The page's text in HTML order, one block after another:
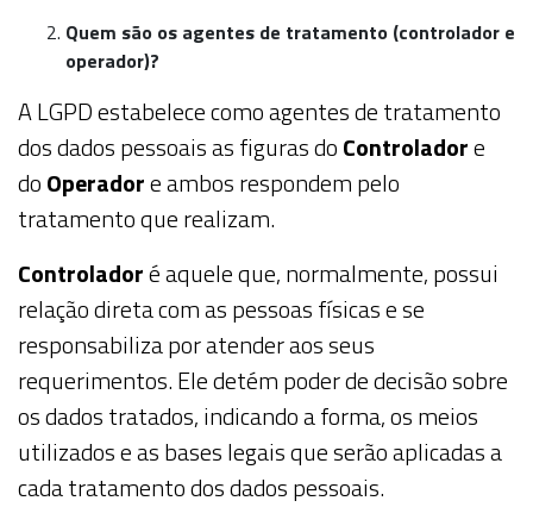
Quem são os agentes de tratamento (controlador e
operador)?
A LGPD estabelece como agentes de tratamento
dos dados pessoais as figuras doControladore
doOperadore ambos respondem pelo
tratamento que realizam.
Controladoré aquele que, normalmente, possui
relação direta com as pessoas físicas e se
responsabiliza por atender aos seus
requerimentos. Ele detém poder de decisão sobre
os dados tratados, indicando a forma, os meios
utilizados e as bases legais que serão aplicadas a
cada tratamento dos dados pessoais.